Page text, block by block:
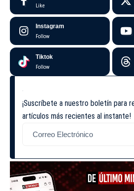
Like
Instagram
Follow
Tiktok
Follow
¡Suscríbete a nuestro boletín para
artículos más recientes al instante!